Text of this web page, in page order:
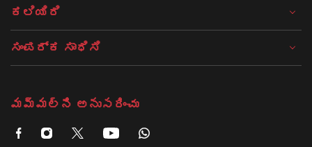
ಕಲಿಯಿರಿ
ಸಂಪರ್ಕ ಸಾಧಿಸಿ
మమ్మల్ని అనుసరించు